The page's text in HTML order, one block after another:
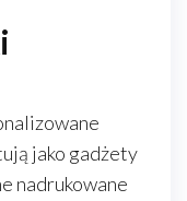
jako gadżety
nadrukowane